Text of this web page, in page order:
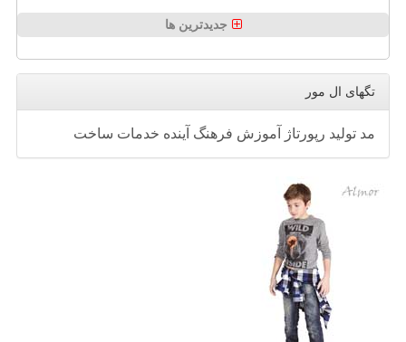
جدیدترین ها
تگهای ال مور
مد تولید رپورتاژ آموزش فرهنگ آینده خدمات ساخت